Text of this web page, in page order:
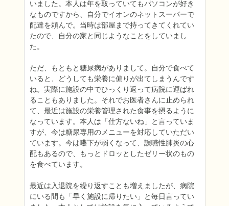
いました。本人は年を取っていてもパソコンが好き
なものですから、自分でイオンのネットスーパーで
配達を頼んで。当時は部屋まで持ってきてくれてい
たので、自分の家と同じようなことをしていまし
た。
ただ、もともと糖尿病がありまして。自分で食べて
いると、どうしても栄養に偏りが出てしまうんです
ね。実際に施設の中でひっくり返って病院に運ばれ
ることもありました。それでお医者さんに止められ
て、最近は施設の栄養管理された食事を摂るように
なっています。本人は「仕方ないね」と言っていま
すが、今は糖尿専用のメニューを対応していただい
ています。今は嚥下が弱くなって、誤嚥性肺炎の心
配もあるので、もっとドロッとしたゼリー状のもの
を食べています。
最近は入退院を繰り返すことも増えましたが、病院
にいる間も「早く施設に帰りたい」と毎日言ってい